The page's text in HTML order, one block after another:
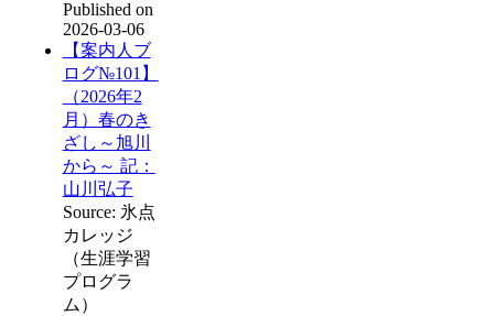
Published on
2026-03-06
【案内人ブ
ログ№101】
（2026年2
月）春のき
ざし～旭川
から～ 記：
山川弘子
Source: 氷点
カレッジ
（生涯学習
プログラ
ム）